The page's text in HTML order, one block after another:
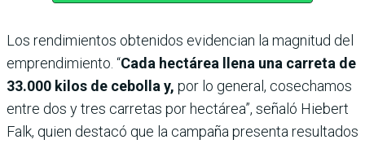
Los rendimientos obtenidos evidencian la magnitud del
emprendimiento. “Cada hectárea llena una carreta de
33.000 kilos de cebolla y, por lo general, cosechamos
entre dos y tres carretas por hectárea”, señaló Hiebert
Falk, quien destacó que la campaña presenta resultados